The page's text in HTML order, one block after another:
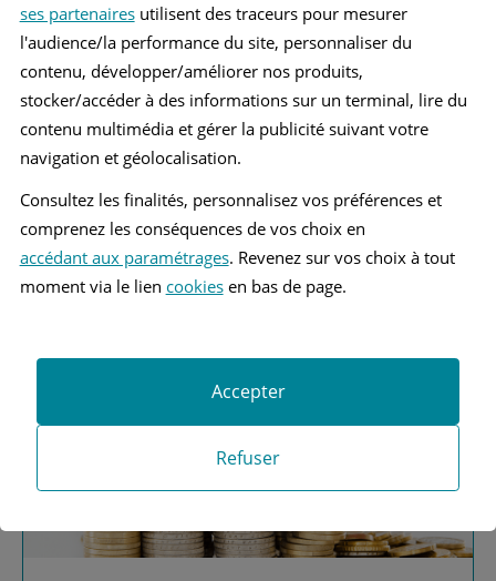
Vous recherchez une
assurance automobile ?
Obtenez vos devis MAAF
ses partenairesutilisent des traceurs pour mesurer
l'audience/la performance du site, personnaliser du
contenu, développer/améliorer nos produits,
stocker/accéder à des informations sur un terminal, lire du
contenu multimédia et gérer la publicité suivant votre
navigation et géolocalisation.
Consultez les finalités, personnalisez vos préférences et
comprenez les conséquences de vos choix en
accédant aux paramétrages. Revenez sur vos choix à tout
moment via le lien cookiesen bas de page.
Refuser
Accepter